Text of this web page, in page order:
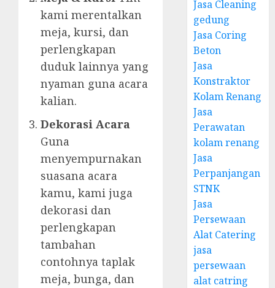
kami merentalkan
meja, kursi, dan
perlengkapan
duduk lainnya yang
nyaman guna acara
kalian.
Dekorasi Acara
Guna
menyempurnakan
suasana acara
kamu, kami juga
dekorasi dan
perlengkapan
tambahan
contohnya taplak
meja, bunga, dan
Jasa Cleaning
gedung
Jasa Coring
Beton
Jasa
Konstraktor
Kolam Renang
Jasa
Perawatan
kolam renang
Jasa
Perpanjangan
STNK
Jasa
Persewaan
Alat Catering
jasa
persewaan
alat catring